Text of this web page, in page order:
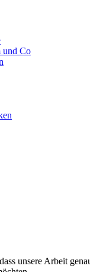
und Co
unsere Arbeit